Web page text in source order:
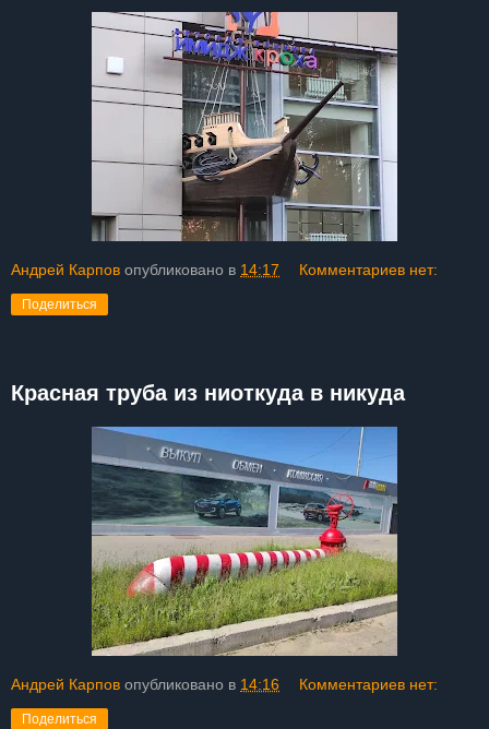
Андрей Карпов опубликовано в 14:17 Комментариев нет:
Поделиться
Красная труба из ниоткуда в никуда
Андрей Карпов опубликовано в 14:16 Комментариев нет:
Поделиться